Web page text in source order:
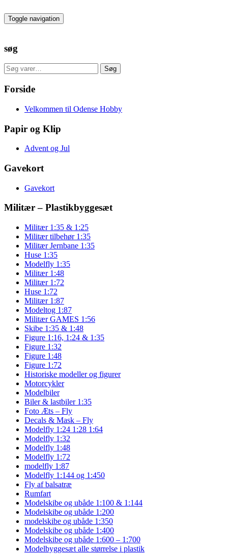
to
the
Toggle navigation
søg
Søg
efter:
Søg
Forside
Velkommen til Odense Hobby
Papir og Klip
Advent og Jul
Gavekort
Gavekort
Militær – Plastikbyggesæt
Militær 1:35 & 1:25
Militær tilbehør 1:35
Militær Jernbane 1:35
Huse 1:35
Modelfly 1:35
Militær 1:48
Militær 1:72
Huse 1:72
Militær 1:87
Modeltog 1:87
Militær GAMES 1:56
Skibe 1:35 & 1:48
Figure 1:16, 1:24 & 1:35
Figure 1:32
Figure 1:48
Figure 1:72
Historiske modeller og figurer
Motorcykler
Modelbiler
Biler & lastbiler 1:35
Foto Æts – Fly
Decals & Mask – Fly
Modelfly 1:24 1:28 1:64
Modelfly 1:32
Modelfly 1:48
Modelfly 1:72
modelfly 1:87
Modelfly 1:144 og 1:450
Fly af balsatræ
Rumfart
Modelskibe og ubåde 1:100 & 1:144
Modelskibe og ubåde 1:200
modelskibe og ubåde 1:350
Modelskibe og ubåde 1:400
Modelskibe og ubåde 1:600 – 1:700
Modelbyggesæt alle størrelse i plastik